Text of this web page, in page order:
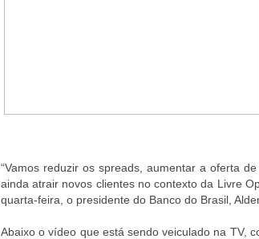
“Vamos reduzir os spreads, aumentar a oferta
ainda atrair novos clientes no contexto da Livre
quarta-feira, o presidente do Banco do Brasil,
Abaixo o vídeo que está sendo veiculado na TV,